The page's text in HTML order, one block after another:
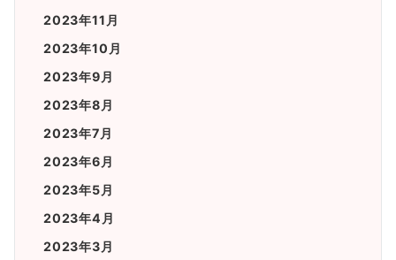
2023年11月
2023年10月
2023年9月
2023年8月
2023年7月
2023年6月
2023年5月
2023年4月
2023年3月